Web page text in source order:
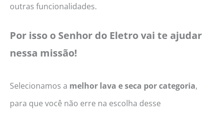
outras funcionalidades.
Por isso o Senhor do Eletro vai te ajudar
nessa missão!
Selecionamos a melhor lava e seca por categoria,
para que você não erre na escolha desse